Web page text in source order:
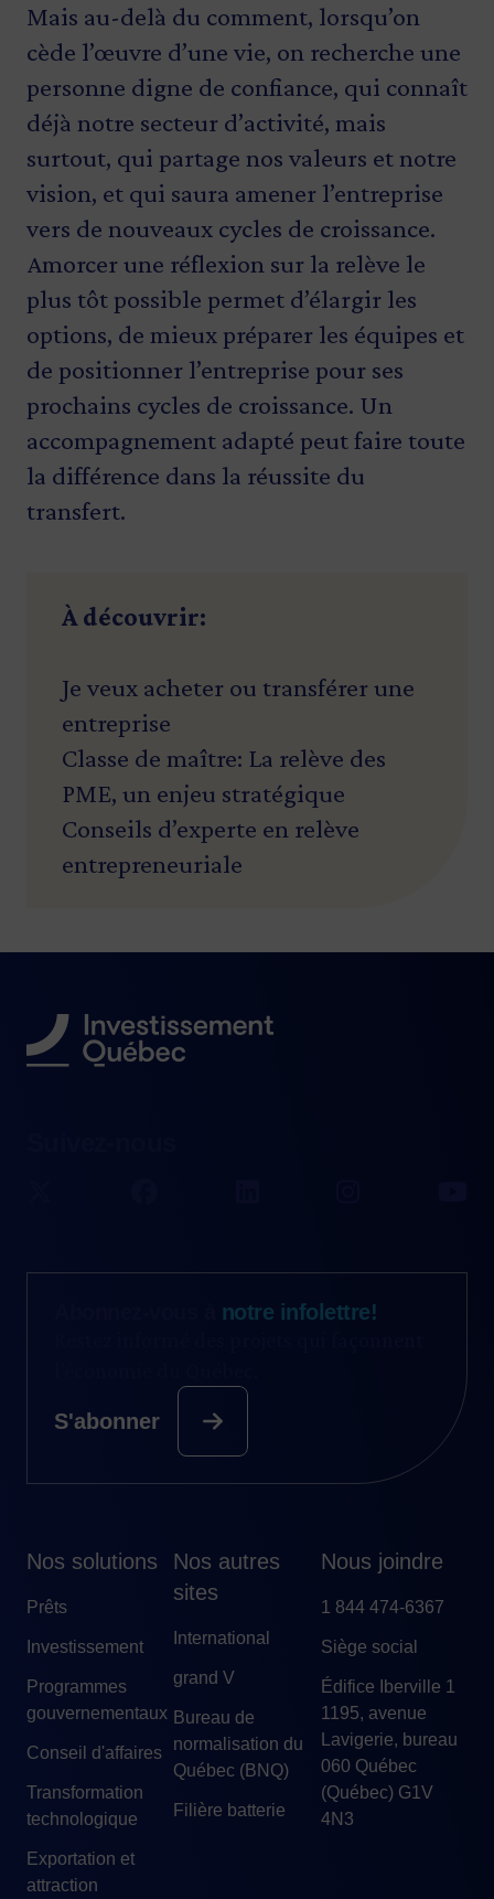
Mais au-delà du comment, lorsqu’on
cède l’œuvre d’une vie, on recherche une
personne digne de confiance, qui connaît
déjà notre secteur d’activité, mais
surtout, qui partage nos valeurs et notre
vision, et qui saura amener l’entreprise
vers de nouveaux cycles de croissance.
Amorcer une réflexion sur la relève le
plus tôt possible permet d’élargir les
options, de mieux préparer les équipes et
de positionner l’entreprise pour ses
prochains cycles de croissance. Un
accompagnement adapté peut faire toute
la différence dans la réussite du
transfert.
À découvrir:
Je veux acheter ou transférer une
entreprise
Classe de maître: La relève des
PME, un enjeu stratégique
Conseils d’experte en relève
entrepreneuriale
Nos solutions
Prêts
Investissement
Programmes
gouvernementaux
Conseil d'affaires
Transformation
technologique
Exportation et
attraction
Nos autres
sites
International
grand V
Bureau de
normalisation du
Québec (BNQ)
Filière batterie
Nous joindre
1 844 474-6367
Siège social
Édifice Iberville 1
1195, avenue
Lavigerie, bureau
060 Québec
(Québec) G1V
4N3
notre infolettre!
S'abonner